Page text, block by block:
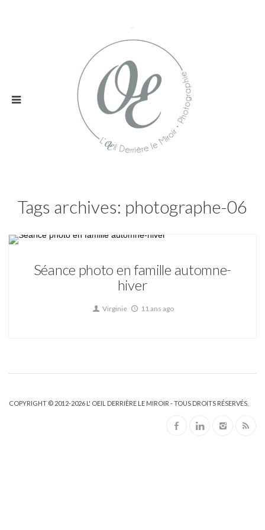
Tags archives: photographe-06
Séance photo en famille automne-
hiver
Virginie 11 ans ago
COPYRIGHT © 2012-2026 L' OEIL DERRIÈRE LE MIROIR - TOUS DROITS RÉSERVÉS.